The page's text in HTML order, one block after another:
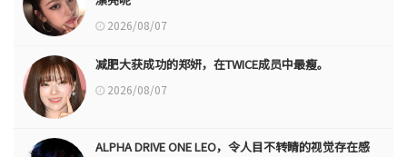
2026/08/07
减肥大获成功的郑妍，在TWICE成员中最瘦。
2026/08/07
ALPHA DRIVE ONE LEO，令人目不转睛的视觉存在感